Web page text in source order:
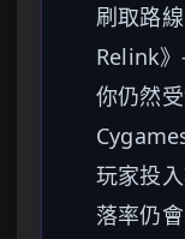
刷取路
Relink
你仍然
玩家投
落率仍